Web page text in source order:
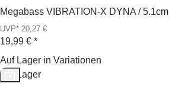
Megabass VIBRATION-X DYNA / 5.1cm
UVP* 20,27 €
19,99 € *
Auf Lager in Variationen
Auf Lager